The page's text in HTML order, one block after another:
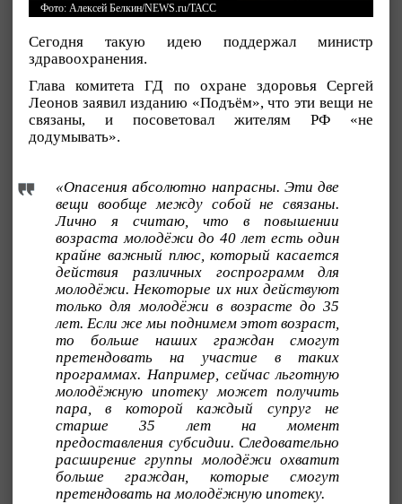
Фото: Алексей Белкин/NEWS.ru/ТАСС
Сегодня такую идею поддержал министр
здравоохранения.
Глава комитета ГД по охране здоровья Сергей
Леонов заявил изданию «Подъём», что эти вещи не
связаны, и посоветовал жителям РФ «не
додумывать».
«Опасения абсолютно напрасны. Эти две
вещи вообще между собой не связаны.
Лично я считаю, что в повышении
возраста молодёжи до 40 лет есть один
крайне важный плюс, который касается
действия различных госпрограмм для
молодёжи. Некоторые их них действуют
только для молодёжи в возрасте до 35
лет. Если же мы поднимем этот возраст,
то больше наших граждан смогут
претендовать на участие в таких
программах. Например, сейчас льготную
молодёжную ипотеку может получить
пара, в которой каждый супруг не
старше 35 лет на момент
предоставления субсидии. Следовательно
расширение группы молодёжи охватит
больше граждан, которые смогут
претендовать на молодёжную ипотеку.